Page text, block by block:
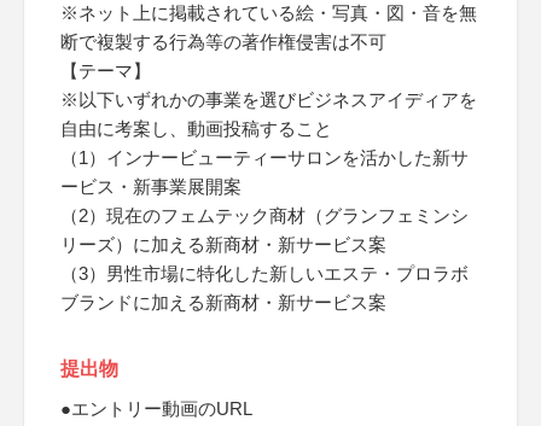
※ネット上に掲載されている絵・写真・図・音を無
断で複製する行為等の著作権侵害は不可
【テーマ】
※以下いずれかの事業を選びビジネスアイディアを
自由に考案し、動画投稿すること
（1）インナービューティーサロンを活かした新サ
ービス・新事業展開案
（2）現在のフェムテック商材（グランフェミンシ
リーズ）に加える新商材・新サービス案
（3）男性市場に特化した新しいエステ・プロラボ
ブランドに加える新商材・新サービス案
提出物
●エントリー動画のURL